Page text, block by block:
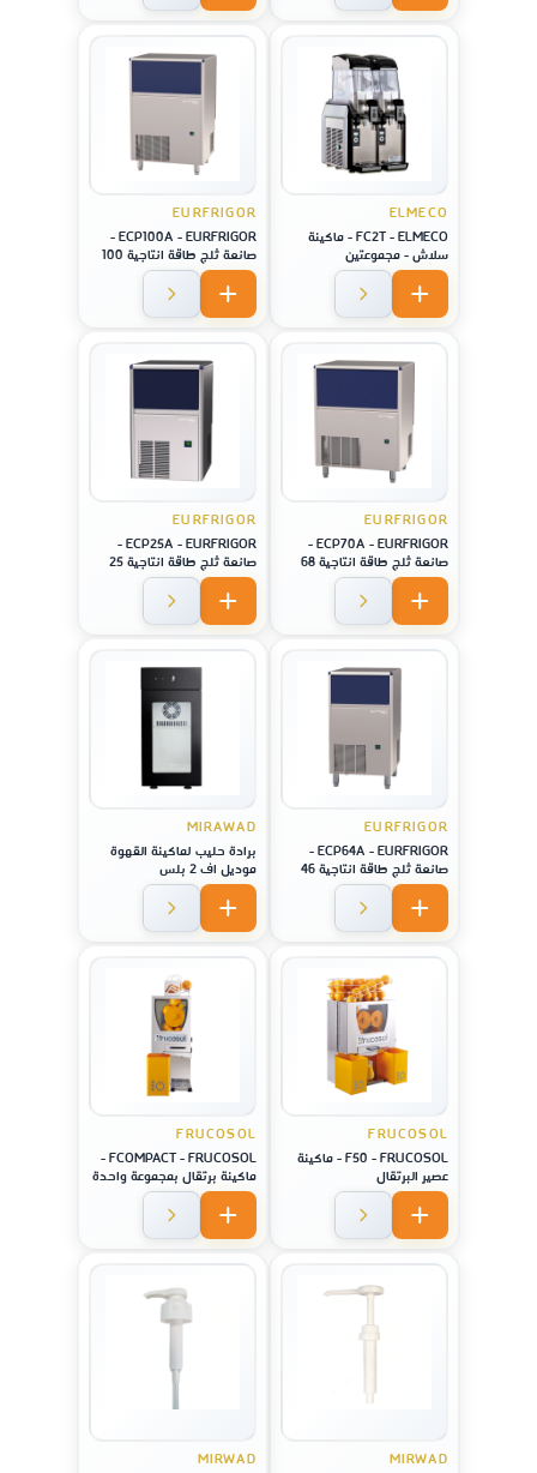
ELMECO
FC2T - ELMECO - ماكينة
سلاش - مجموعتين
EURFRIGOR
ECP100A - EURFRIGOR -
صانعة ثلج طاقة انتاجية 100
كيلو
EURFRIGOR
ECP70A - EURFRIGOR -
صانعة ثلج طاقة انتاجية 68
كيلو
EURFRIGOR
ECP25A - EURFRIGOR -
صانعة ثلج طاقة انتاجية 25
كيلو
EURFRIGOR
ECP64A - EURFRIGOR -
صانعة ثلج طاقة انتاجية 46
كيلو
MIRAWAD
برادة حليب لماكينة القهوة
موديل اف 2 بلس
FRUCOSOL
F50 - FRUCOSOL - ماكينة
عصير البرتقال
FRUCOSOL
FCOMPACT - FRUCOSOL -
ماكينة برتقال بمجموعة واحدة
MIRWAD
MIRWAD